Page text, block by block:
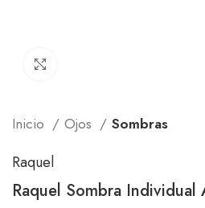
Inicio Ojos Sombras
Raquel
Raquel Sombra Individual